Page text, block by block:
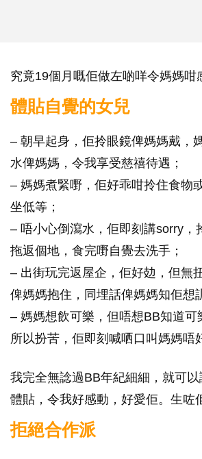
究竟19個月嘅佢做左啲咩令媽媽咁
體貼自覺的女兒
– 朝早起身，佢拎眼鏡俾媽媽戴，
水俾媽媽，令我享受慈禧待遇；
– 媽媽煮緊嘢，佢好乖咁拎住食物
坐低等；
– 唔小心倒瀉水，佢即刻講sorry，
拖返個地，食完嘢自覺去洗手；
– 出街玩完返屋企，佢好攰，但無
俾媽媽抱住，同埋話俾媽媽知佢想
– 媽媽想飲可樂，但唔想BB知道可
所以扮苦，佢即刻喊哂口叫媽媽唔
我完全無諗過BB年紀細細，就可
體貼，令我好感動，好愛佢。生咗
拒絕合作派